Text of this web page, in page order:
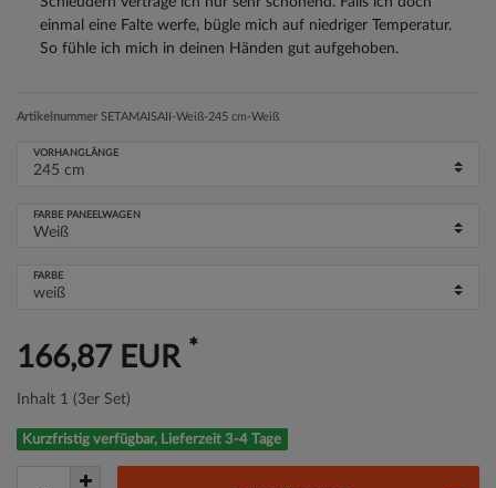
einmal eine Falte werfe, bügle mich auf niedriger Temperatur.
So fühle ich mich in deinen Händen gut aufgehoben.
Artikelnummer SETAMAISAII-Weiß-245 cm-Weiß
VORHANGLÄNGE
FARBE PANEELWAGEN
FARBE
166,87 EUR *
Inhalt 1 (3er Set)
Kurzfristig verfügbar, Lieferzeit 3-4 Tage